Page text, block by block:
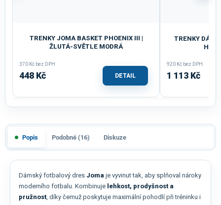
TRENKY JOMA BASKET PHOENIX III |
ŽLUTÁ-SVĚTLE MODRÁ
370 Kč bez DPH
448 Kč DETAIL
TRENKY
920 Kč bez DPH
1 113 Kč
Popis Podobné (16) Diskuze
Dámský fotbalový dres Joma je vyvinut tak, aby splňoval nároky
moderního fotbalu. Kombinuje lehkost, prodyšnost a
pružnost, díky čemuž poskytuje maximální pohodlí při tréninku i